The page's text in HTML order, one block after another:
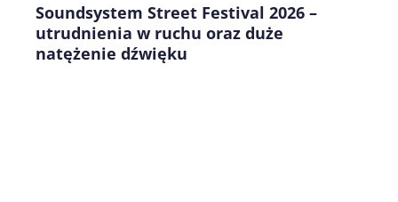
Soundsystem Street Festival 2026 –
utrudnienia w ruchu oraz duże
natężenie dźwięku